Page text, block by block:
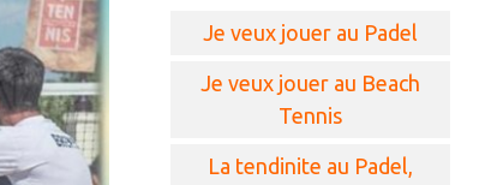
Je veux jouer au Padel
Je veux jouer au Beach
Tennis
La tendinite au Padel,